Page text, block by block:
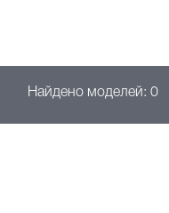
Найдено моделей: 0